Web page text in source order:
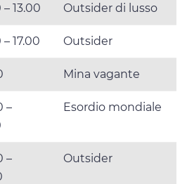
– 13.00 Outsider di lusso
– 17.00 Outsider
Mina vagante
–
Esordio mondiale
–
Outsider